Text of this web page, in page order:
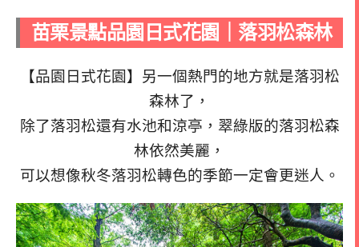
苗栗景點品園日式花園｜落羽松森林
【品園日式花園】另一個熱門的地方就是落羽松
森林了，
除了落羽松還有水池和涼亭，翠綠版的落羽松森
林依然美麗，
可以想像秋冬落羽松轉色的季節一定會更迷人。